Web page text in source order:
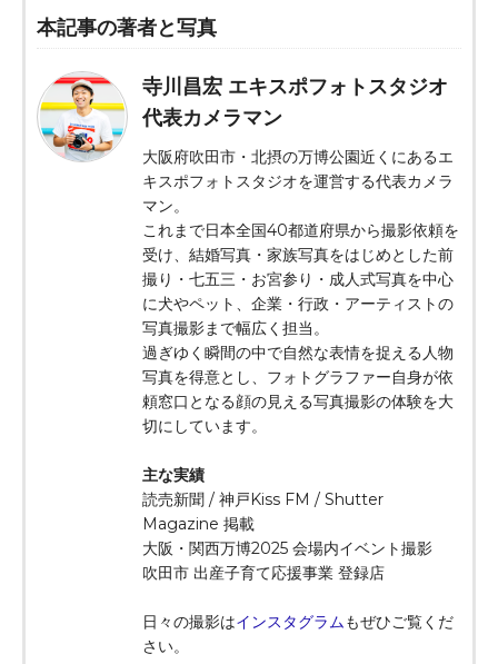
本記事の著者と写真
寺川昌宏 エキスポフォトスタジオ
代表カメラマン
大阪府吹田市・北摂の万博公園近くにあるエ
キスポフォトスタジオを運営する代表カメラ
マン。
これまで日本全国40都道府県から撮影依頼を
受け、結婚写真・家族写真をはじめとした前
撮り・七五三・お宮参り・成人式写真を中心
に犬やペット、企業・行政・アーティストの
写真撮影まで幅広く担当。
過ぎゆく瞬間の中で自然な表情を捉える人物
写真を得意とし、フォトグラファー自身が依
頼窓口となる顔の見える写真撮影の体験を大
切にしています。
主な実績
読売新聞 / 神戸Kiss FM / Shutter
Magazine 掲載
大阪・関西万博2025 会場内イベント撮影
吹田市 出産子育て応援事業 登録店
日々の撮影はインスタグラムもぜひご覧くだ
さい。